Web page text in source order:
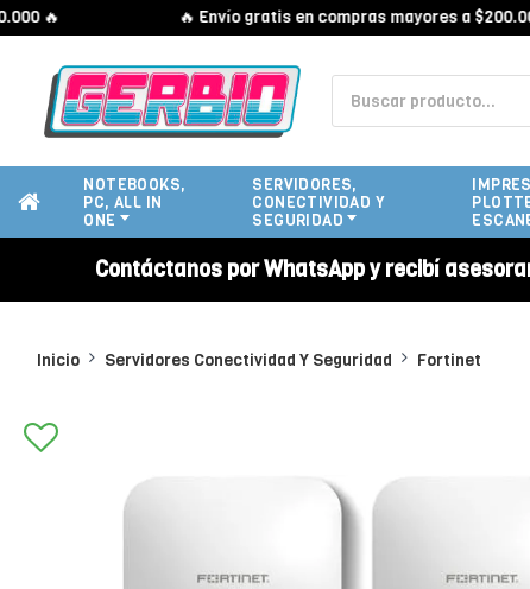
🔥 🔥 Envío gratis en compras mayores a $200.000 🔥
NOTEBOOKS,
PC, ALL IN
ONE
SERVIDORES,
CONECTIVIDAD Y
SEGURIDAD
Contáctanos por WhatsApp y recibí
Inicio Servidores Conectividad Y Seguridad Fortinet